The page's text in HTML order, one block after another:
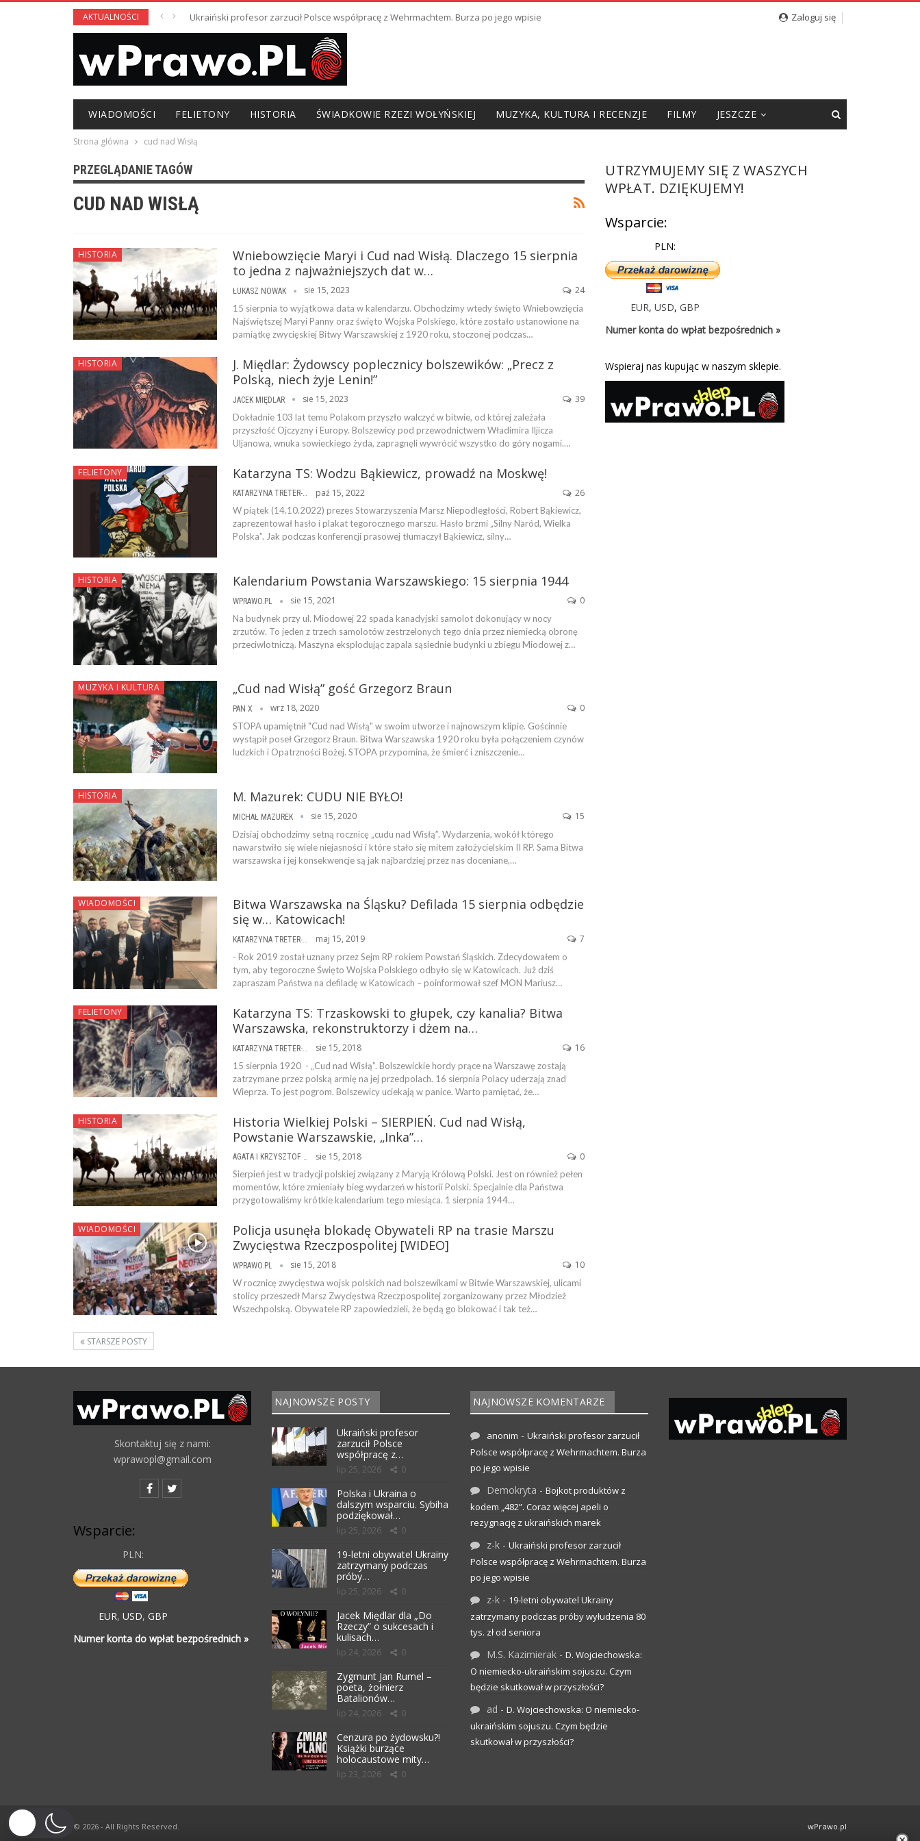
AKTUALNOŚCI Ukraiński profesor zarzucił Polsce współpracę z Wehrmachtem. Burza po jego wpisie Zaloguj się
WIADOMOŚCI FELIETONY HISTORIA ŚWIADKOWIE RZEZI WOŁYŃSKIEJ MUZYKA, KULTURA I RECENZJE FILMY JESZCZE
Strona główna cud nad Wisłą
PRZEGLĄDANIE TAGÓW
CUD NAD WISŁĄ
HISTORIA
Wniebowzięcie Maryi i Cud nad Wisłą. Dlaczego 15 sierpnia
to jedna z najważniejszych dat w…
ŁUKASZ NOWAK sie 15, 2023 24
15 sierpnia to wyjątkowa data w kalendarzu. Obchodzimy wtedy święto Wniebowzięcia
Najświętszej Maryi Panny oraz święto Wojska Polskiego, które zostało ustanowione na
pamiątkę zwycięskiej Bitwy Warszawskiej z 1920 roku, stoczonej podczas…
HISTORIA
J. Międlar: Żydowscy poplecznicy bolszewików: „Precz z
Polską, niech żyje Lenin!”
JACEK MIĘDLAR sie 15, 2023 39
Dokładnie 103 lat temu Polakom przyszło walczyć w bitwie, od której zależała
przyszłość Ojczyzny i Europy. Bolszewicy pod przewodnictwem Władimira Iljicza
Uljanowa, wnuka sowieckiego żyda, zapragnęli wywrócić wszystko do góry nogami.…
FELIETONY Katarzyna TS: Wodzu Bąkiewicz, prowadź na Moskwę!
KATARZYNA TRETER-SIERPIŃSKA paź 15, 2022 26
W piątek (14.10.2022) prezes Stowarzyszenia Marsz Niepodległości, Robert Bąkiewicz,
zaprezentował hasło i plakat tegorocznego marszu. Hasło brzmi „Silny Naród, Wielka
Polska”. Jak podczas konferencji prasowej tłumaczył Bąkiewicz, silny…
HISTORIA Kalendarium Powstania Warszawskiego: 15 sierpnia 1944
WPRAWO.PL sie 15, 2021 0
Na budynek przy ul. Miodowej 22 spada kanadyjski samolot dokonujący w nocy
zrzutów. To jeden z trzech samolotów zestrzelonych tego dnia przez niemiecką obronę
przeciwlotniczą. Maszyna eksplodując zapala sąsiednie budynki u zbiegu Miodowej z…
MUZYKA I KULTURA „Cud nad Wisłą” gość Grzegorz Braun
PAN X wrz 18, 2020 0
STOPA upamiętnił "Cud nad Wisłą" w swoim utworze i najnowszym klipie. Gościnnie
wystąpił poseł Grzegorz Braun. Bitwa Warszawska 1920 roku była połączeniem czynów
ludzkich i Opatrzności Bożej. STOPA przypomina, że śmierć i zniszczenie…
HISTORIA M. Mazurek: CUDU NIE BYŁO!
MICHAŁ MAZUREK sie 15, 2020 15
Dzisiaj obchodzimy setną rocznicę „cudu nad Wisłą”. Wydarzenia, wokół którego
nawarstwiło się wiele niejasności i które stało się mitem założycielskim II RP. Sama Bitwa
warszawska i jej konsekwencje są jak najbardziej przez nas doceniane,…
WIADOMOŚCI
Bitwa Warszawska na Śląsku? Defilada 15 sierpnia odbędzie
się w… Katowicach!
KATARZYNA TRETER-SIERPIŃSKA maj 15, 2019 7
- Rok 2019 został uznany przez Sejm RP rokiem Powstań Śląskich. Zdecydowałem o
tym, aby tegoroczne Święto Wojska Polskiego odbyło się w Katowicach. Już dziś
zapraszam Państwa na defiladę w Katowicach – poinformował szef MON Mariusz…
FELIETONY
Katarzyna TS: Trzaskowski to głupek, czy kanalia? Bitwa
Warszawska, rekonstruktorzy i dżem na…
sie 15, 2018 16
15 sierpnia 1920 - „Cud nad Wisłą”. Bolszewickie hordy prące na Warszawę zostają
zatrzymane przez polską armię na jej przedpolach. 16 sierpnia Polacy uderzają znad
Wieprza. To jest pogrom. Bolszewicy uciekają w panice. Warto pamiętać, że…
HISTORIA
Historia Wielkiej Polski – SIERPIEŃ. Cud nad Wisłą,
Powstanie Warszawskie, „Inka”…
AGATA I KRZYSZTOF ŻABIERKOWIE sie 15, 2018 0
Sierpień jest w tradycji polskiej związany z Maryją Królową Polski. Jest on również pełen
momentów, które zmieniały bieg wydarzeń w historii Polski. Specjalnie dla Państwa
przygotowaliśmy krótkie kalendarium tego miesiąca. 1 sierpnia 1944…
WIADOMOŚCI
Policja usunęła blokadę Obywateli RP na trasie Marszu
Zwycięstwa Rzeczpospolitej [WIDEO]
WPRAWO.PL sie 15, 2018 10
W rocznicę zwycięstwa wojsk polskich nad bolszewikami w Bitwie Warszawskiej, ulicami
stolicy przeszedł Marsz Zwycięstwa Rzeczpospolitej zorganizowany przez Młodzież
Wszechpolską. Obywatele RP zapowiedzieli, że będą go blokować i tak też…
STARSZE POSTY
UTRZYMUJEMY SIĘ Z WASZYCH
WPŁAT. DZIĘKUJEMY!
Wsparcie:
PLN:
EUR,USD,GBP
Numer konta do wpłat bezpośrednich »
Wspieraj nas kupując w naszym sklepie.
Skontaktuj się z nami:
wprawopl@gmail.com
Wsparcie:
PLN:
EUR, USD, GBP
Numer konta do wpłat bezpośrednich »
NAJNOWSZE POSTY
Ukraiński profesor
zarzucił Polsce
współpracę z…
lip 25, 2026 0
Polska i Ukraina o
dalszym wsparciu. Sybiha
podziękował…
lip 25, 2026 0
19-letni obywatel Ukrainy
zatrzymany podczas
próby…
lip 25, 2026 0
Jacek Międlar dla „Do
Rzeczy” o sukcesach i
kulisach…
lip 24, 2026 0
Zygmunt Jan Rumel –
poeta, żołnierz
Batalionów…
lip 24, 2026 0
Cenzura po żydowsku?!
Książki burzące
holocaustowe mity…
lip 23, 2026 0
NAJNOWSZE KOMENTARZE
anonim - Ukraiński profesor zarzucił
Polsce współpracę z Wehrmachtem. Burza
po jego wpisie
Demokryta - Bojkot produktów z
kodem „482”. Coraz więcej apeli o
rezygnację z ukraińskich marek
z-k - Ukraiński profesor zarzucił
Polsce współpracę z Wehrmachtem. Burza
po jego wpisie
z-k - 19-letni obywatel Ukrainy
zatrzymany podczas próby wyłudzenia 80
tys. zł od seniora
M.S. Kazimierak - D. Wojciechowska:
O niemiecko-ukraińskim sojuszu. Czym
będzie skutkował w przyszłości?
ad - D. Wojciechowska: O niemiecko-
ukraińskim sojuszu. Czym będzie
skutkował w przyszłości?
© 2026 - All Rights Reserved. wPrawo.pl